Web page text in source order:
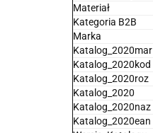
Materiał
Kategoria B2B
Marka
Katalog_2020mar
Katalog_2020kod
Katalog_2020roz
Katalog_2020
Katalog_2020naz
Katalog_2020ean